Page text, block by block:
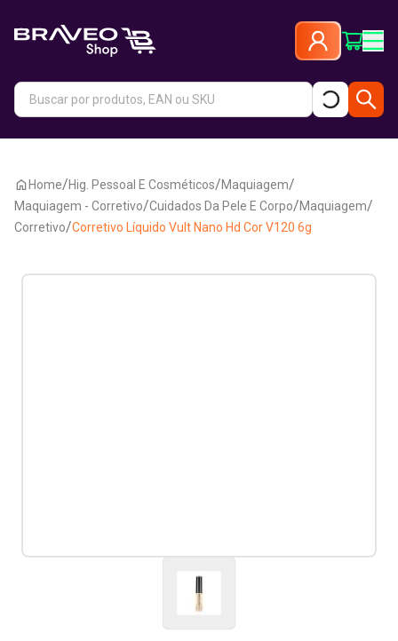
Home/Hig. Pessoal E Cosméticos/Maquiagem/
Maquiagem - Corretivo/Cuidados Da Pele E Corpo/Maquiagem/
Corretivo/Corretivo Líquido Vult Nano Hd Cor V120 6g